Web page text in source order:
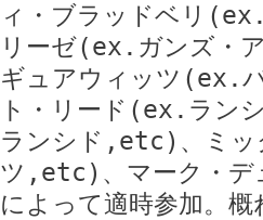
ィ・ブラッドベリ
リーゼ(ex.ガンズ・
ギュアウィッツ(ex.
ト・リード(ex.ラン
ランシド,etc)、ミッ
ツ,etc)、マーク・デ
によって適時参加。概